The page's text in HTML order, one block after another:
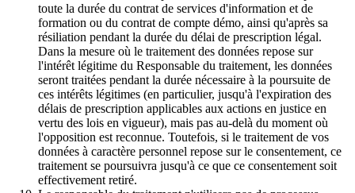
toute la durée du contrat de services d'information et de
formation ou du contrat de compte démo, ainsi qu'après sa
résiliation pendant la durée du délai de prescription légal.
Dans la mesure où le traitement des données repose sur
l'intérêt légitime du Responsable du traitement, les données
seront traitées pendant la durée nécessaire à la poursuite de
ces intérêts légitimes (en particulier, jusqu'à l'expiration des
délais de prescription applicables aux actions en justice en
vertu des lois en vigueur), mais pas au-delà du moment où
l'opposition est reconnue. Toutefois, si le traitement de vos
données à caractère personnel repose sur le consentement, ce
traitement se poursuivra jusqu'à ce que ce consentement soit
effectivement retiré.